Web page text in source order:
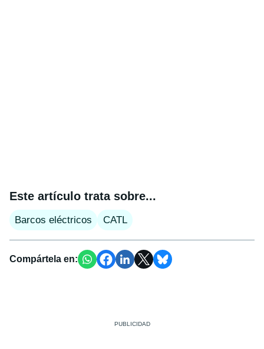
Este artículo trata sobre...
Barcos eléctricos CATL
Compártela en: